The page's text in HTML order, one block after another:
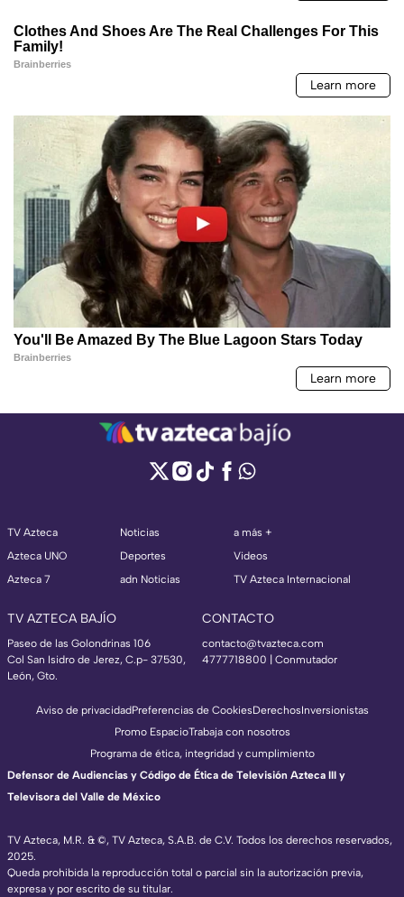
TV Azteca
Azteca UNO
Azteca 7
Noticias
Deportes
adn Noticias
a más +
Videos
TV Azteca Internacional
TV AZTECA BAJÍO
Paseo de las Golondrinas 106
Col San Isidro de Jerez, C.p- 37530,
León, Gto.
CONTACTO
contacto@tvazteca.com
4777718800 | Conmutador
TV Azteca, M.R. & ©, TV Azteca, S.A.B. de C.V. Todos los derechos reservados,
2025.
Queda prohibida la reproducción total o parcial sin la autorización previa,
expresa y por escrito de su titular.
Aviso de privacidadPreferencias de CookiesDerechosInversionistas
Promo EspacioTrabaja con nosotros
Programa de ética, integridad y cumplimiento
Defensor de Audiencias y Código de Ética de Televisión Azteca III y
Televisora del Valle de México